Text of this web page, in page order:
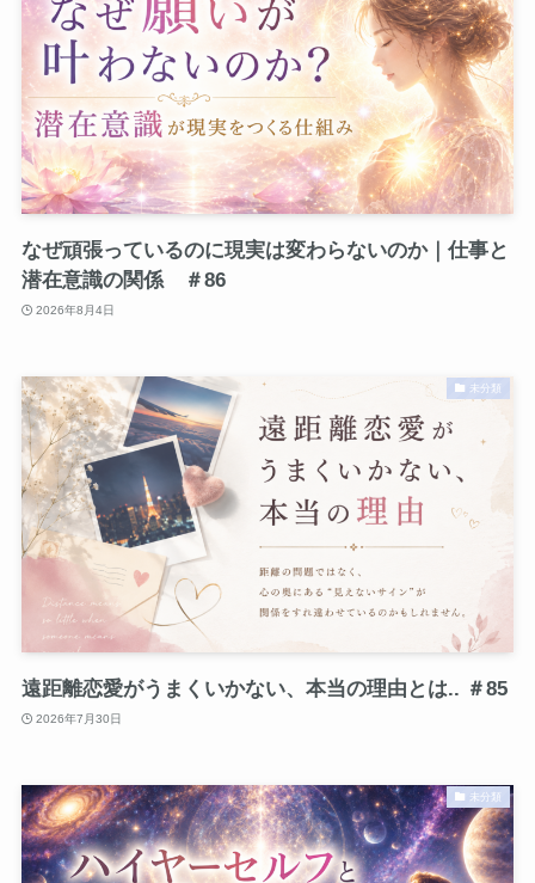
なぜ頑張っているのに現実は変わらないのか｜仕事と
潜在意識の関係 ＃86
2026年8月4日
未分類
遠距離恋愛がうまくいかない、本当の理由とは.. ＃85
2026年7月30日
未分類